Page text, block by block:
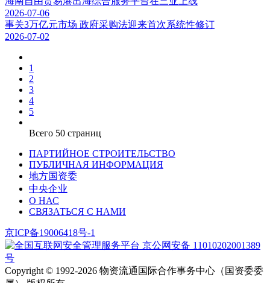
2026-07-06
事关3万亿元市场 政府采购法迎来首次系统性修订
2026-07-02
1
2
3
4
5
Всего 50 страниц
ПАРТИЙНОЕ СТРОИТЕЛЬСТВО
ПУБЛИЧНАЯ ИНФОРМАЦИЯ
地方国资委
中央企业
О НАС
СВЯЗАТЬСЯ С НАМИ
京ICP备19006418号-1
京公网安备 11010202001389
号
Copyright ©️ 1992-2026 物资流通国际合作事务中心（国资委委